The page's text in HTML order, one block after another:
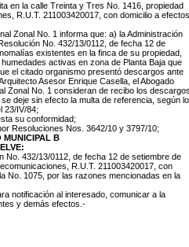
en la calle Treinta y Tres No. 1416, propiedad
R.U.T. 211003420017, con domicilio a efectos
Zonal No. 1 informa que: a) la Administración
No. 432/13/0112, de fecha 12 de
existentes en la finca de su propiedad,
activas en zona de Planta Baja que
el citado organismo presentó descargos ante
Asesor Enrique Casella, el Abogado
Zonal No. 1 consideran de recibo los
deje sin efecto la multa de referencia, según lo
23/IV/84;
su conformidad;
Resoluciones Nos. 3642/10 y 3797/10;
MUNICIPAL B
No. 432/13/0112, de fecha 12 de setiembre de
R.U.T. 211003420017, con
No. 1075, por las razones mencionadas en la
notificación al interesado, comunicar a la
y demás efectos.-